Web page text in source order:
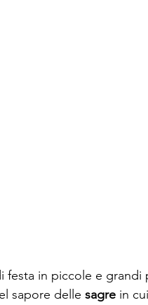
festa in piccole e grandi
sapore delle sagre in